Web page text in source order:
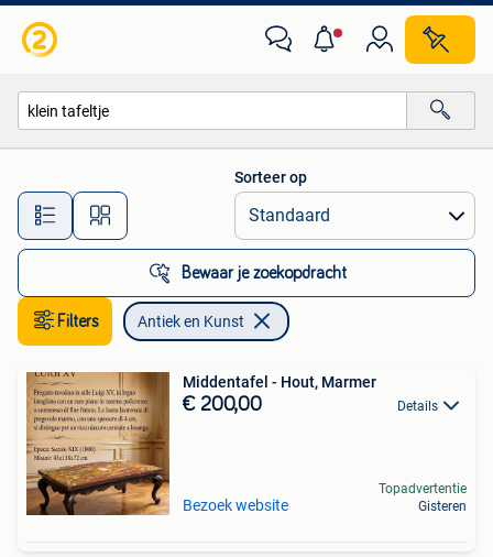
Alle afstanden…
Sorteer op
Bewaar je zoekopdracht
Filters Antiek en Kunst
Middentafel - Hout, Marmer
€ 200,00 Details
Bezoek website
Topadvertentie
Gisteren